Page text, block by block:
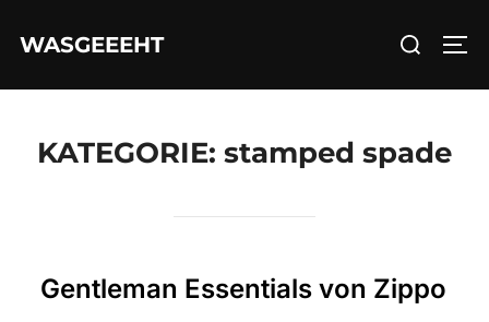
InhaltWASGEEEHT
Suchen
KATEGORIE: stamped spade
Gentleman Essentials von Zippo